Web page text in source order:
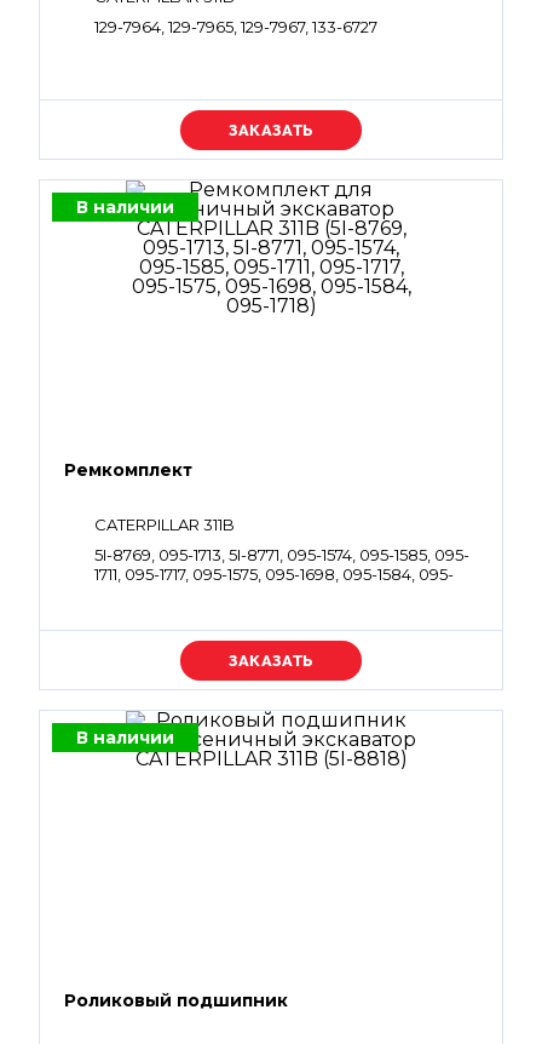
129-7964, 129-7965, 129-7967, 133-6727
Уточняйте цену
В наличии
Ремкомплект
CATERPILLAR 311B
5I-8769, 095-1713, 5I-8771, 095-1574, 095-1585, 095-
1711, 095-1717, 095-1575, 095-1698, 095-1584, 095-
Уточняйте цену
В наличии
Роликовый подшипник